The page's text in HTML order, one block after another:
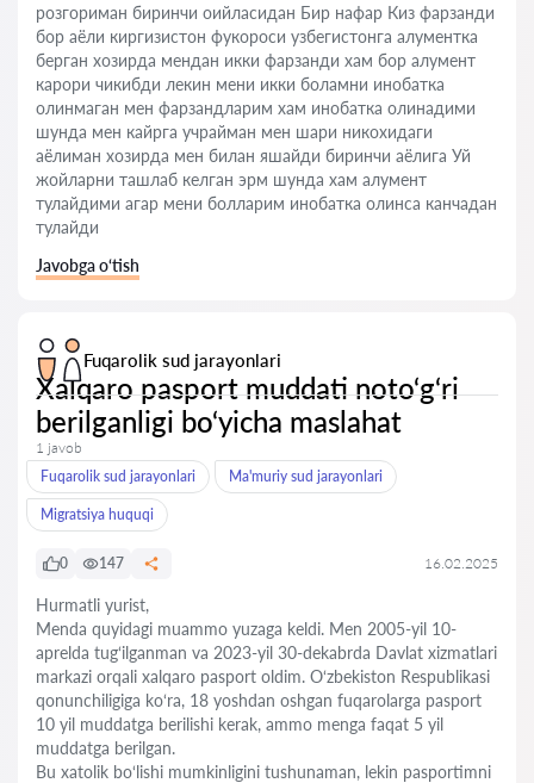
розгориман биринчи оийласидан Бир нафар Киз фарзанди
бор аёли киргизистон фукороси узбегистонга алументка
берган хозирда мендан икки фарзанди хам бор алумент
карори чикибди лекин мени икки боламни инобатка
олинмаган мен фарзандларим хам инобатка олинадими
шунда мен кайрга учрайман мен шари никохидаги
аёлиман хозирда мен билан яшайди биринчи аёлига Уй
жойларни ташлаб келган эрм шунда хам алумент
тулайдими агар мени болларим инобатка олинса канчадан
тулайди
Javobga o‘tish
Fuqarolik sud jarayonlari
Xalqaro pasport muddati noto‘g‘ri
berilganligi bo‘yicha maslahat
1 javob
Fuqarolik sud jarayonlari
Ma'muriy sud jarayonlari
Migratsiya huquqi
0 147 16.02.2025
Hurmatli yurist,
Menda quyidagi muammo yuzaga keldi. Men 2005-yil 10-
aprelda tug‘ilganman va 2023-yil 30-dekabrda Davlat xizmatlari
markazi orqali xalqaro pasport oldim. O‘zbekiston Respublikasi
qonunchiligiga ko‘ra, 18 yoshdan oshgan fuqarolarga pasport
10 yil muddatga berilishi kerak, ammo menga faqat 5 yil
muddatga berilgan.
Bu xatolik bo‘lishi mumkinligini tushunaman, lekin pasportimni